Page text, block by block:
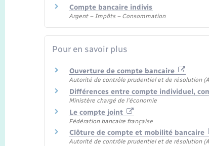
Compte bancaire indivis
Argent – Impôts – Consommation
Pour en savoir plus
Ouverture de compte bancaire
Autorité de contrôle prudentiel et de résolution
Différences entre compte individuel,
Ministère chargé de l'économie
Le compte joint
Fédération bancaire française
Clôture de compte et mobilité bancaire
Autorité de contrôle prudentiel et de résolution